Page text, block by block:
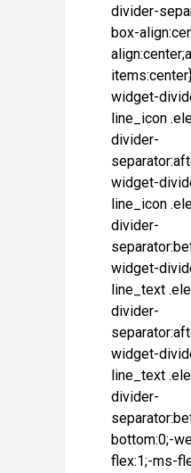
divider-
box-
widget-
line_icon
divider-
widget-
line_icon
divider-
widget-
line_text
divider-
widget-
line_text
divider-
bottom:0;-
flex:1;-ms-